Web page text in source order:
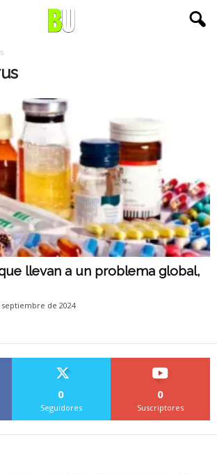
llevan a un problema global,
septiembre de 2024
0
Seguidores
0
Suscriptores